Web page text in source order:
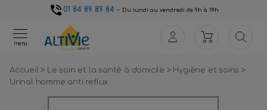
01 84 89 89 84- Du lundi au vendredi de 9h à 19h
menu
Accueil> Le soin et la santé à domicile > Hygiène et soins>
Urinal homme anti reflux